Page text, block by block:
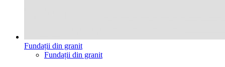
Fundații din granit
Fundații din granit